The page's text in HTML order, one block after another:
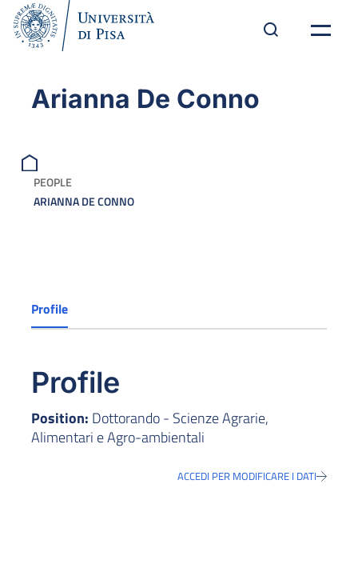
Arianna De Conno
PEOPLE
ARIANNA DE CONNO
Profile
Profile
Position: Dottorando - Scienze Agrarie,
Alimentari e Agro-ambientali
ACCEDI PER MODIFICARE I DATI